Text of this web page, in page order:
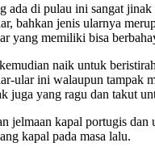
di pulau ini sangat
bahkan jenis ularnya
yang memiliki bisa
naik untuk
ular ini walaupun
juga yang ragu dan takut
jelmaan kapal portugis
kapal pada masa lalu.